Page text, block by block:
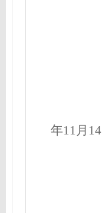
年11月 14